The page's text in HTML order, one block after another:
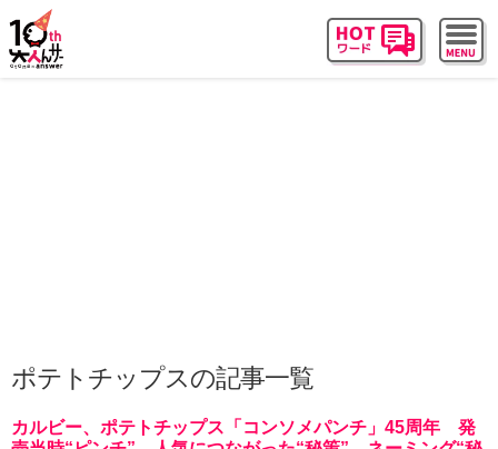
ポテトチップスの記事一覧
カルビー、ポテトチップス「コンソメパンチ」45周年 発